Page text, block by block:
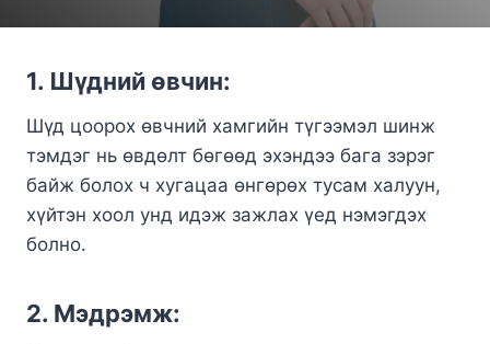
1. Шүдний өвчин:
Шүд цоорох өвчний хамгийн түгээмэл шинж
тэмдэг нь өвдөлт бөгөөд эхэндээ бага зэрэг
байж болох ч хугацаа өнгөрөх тусам халуун,
хүйтэн хоол унд идэж зажлах үед нэмэгдэх
болно.
2. Мэдрэмж: